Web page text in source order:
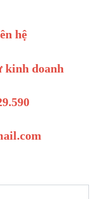
hệ
kinh doanh